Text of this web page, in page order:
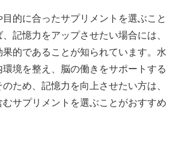
的に合ったサプリメントを選ぶこと
記憶力をアップさせたい場合には、
的であることが知られています。水
境を整え、脳の働きをサポートする
ため、記憶力を向上させたい方は、
サプリメントを選ぶことがおすすめ